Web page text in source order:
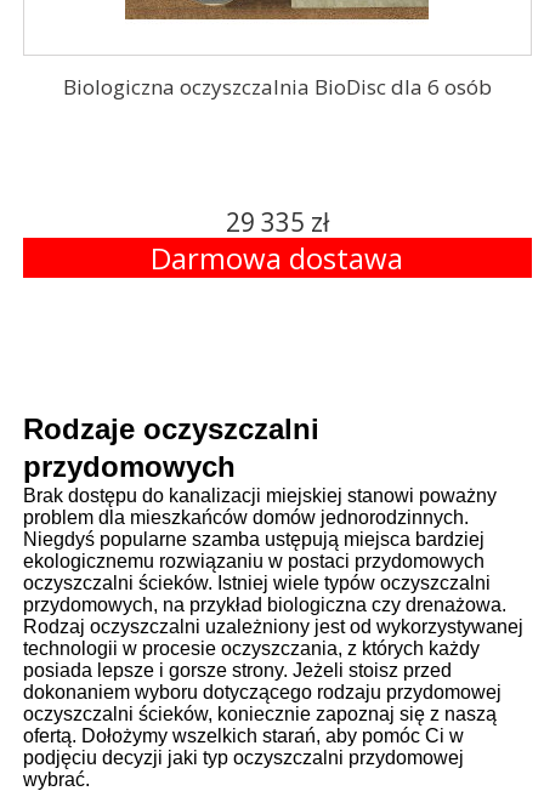
Biologiczna oczyszczalnia BioDisc dla 6 osób
29 335 zł
Darmowa dostawa
Rodzaje oczyszczalni
przydomowych
Brak dostępu do kanalizacji miejskiej stanowi poważny
problem dla mieszkańców domów jednorodzinnych.
Niegdyś popularne szamba ustępują miejsca bardziej
ekologicznemu rozwiązaniu w postaci przydomowych
oczyszczalni ścieków. Istniej wiele typów oczyszczalni
przydomowych, na przykład biologiczna czy drenażowa.
Rodzaj oczyszczalni uzależniony jest od wykorzystywanej
technologii w procesie oczyszczania, z których każdy
posiada lepsze i gorsze strony. Jeżeli stoisz przed
dokonaniem wyboru dotyczącego rodzaju przydomowej
oczyszczalni ścieków, koniecznie zapoznaj się z naszą
ofertą. Dołożymy wszelkich starań, aby pomóc Ci w
podjęciu decyzji jaki typ oczyszczalni przydomowej
wybrać.